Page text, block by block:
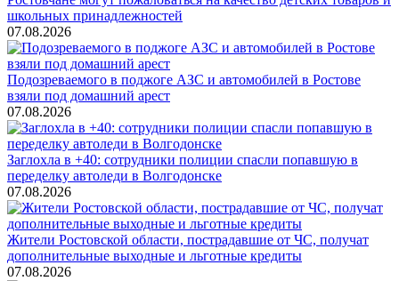
школьных принадлежностей
07.08.2026
Подозреваемого в поджоге АЗС и автомобилей в Ростове
взяли под домашний арест
07.08.2026
Заглохла в +40: сотрудники полиции спасли попавшую в
переделку автоледи в Волгодонске
07.08.2026
Жители Ростовской области, пострадавшие от ЧС, получат
дополнительные выходные и льготные кредиты
07.08.2026